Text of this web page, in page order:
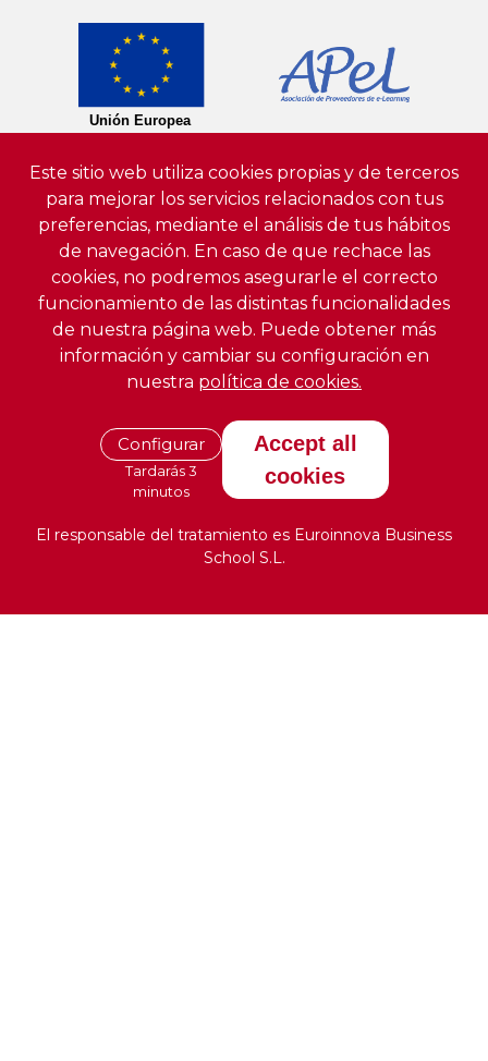
Este sitio web utiliza cookies propias y de terceros
para mejorar los servicios relacionados con tus
preferencias, mediante el análisis de tus hábitos
de navegación. En caso de que rechace las
cookies, no podremos asegurarle el correcto
funcionamiento de las distintas funcionalidades
de nuestra página web. Puede obtener más
información y cambiar su configuración en
nuestra política de cookies.
Configurar
Tardarás 3
minutos
Accept all
cookies
El responsable del tratamiento es Euroinnova Business
School S.L.